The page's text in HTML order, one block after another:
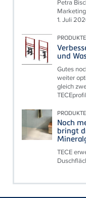
Petra
1. Juli
PRODUKTE
und
Gutes
weiter
gleich
PRODUKTE
Noch
bringt
TECE